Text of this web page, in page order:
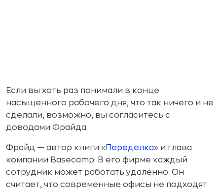
Если вы хоть раз понимали в конце
насыщенного рабочего дня, что так ничего и не
сделали, возможно, вы согласитесь с
доводами Фрайда.
Фрайд — автор книги « Переделка» и глава
компании Basecamp. В его фирме каждый
сотрудник может работать удаленно. Он
считает, что современные офисы не подходят